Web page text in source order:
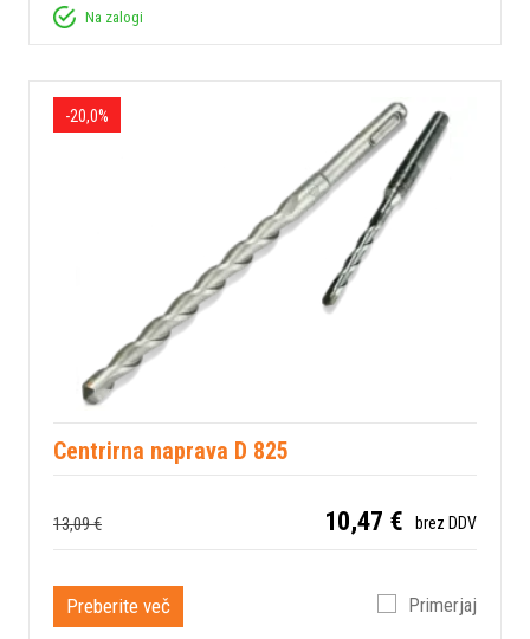
Na zalogi
-20,0%
Centrirna naprava D 825
13,09 € 10,47 € brez DDV
Preberite več Primerjaj